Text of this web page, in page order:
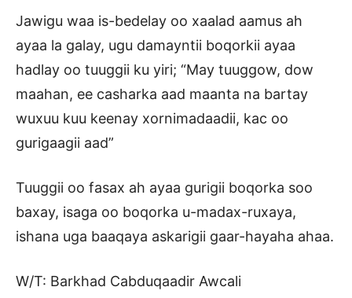
Jawigu waa is-bedelay oo xaalad aamus ah
ayaa la galay, ugu damayntii boqorkii ayaa
hadlay oo tuuggii ku yiri; “May tuuggow, dow
maahan, ee casharka aad maanta na bartay
wuxuu kuu keenay xornimadaadii, kac oo
gurigaagii aad”
Tuuggii oo fasax ah ayaa gurigii boqorka soo
baxay, isaga oo boqorka u-madax-ruxaya,
ishana uga baaqaya askarigii gaar-hayaha ahaa.
W/T: Barkhad Cabduqaadir Awcali